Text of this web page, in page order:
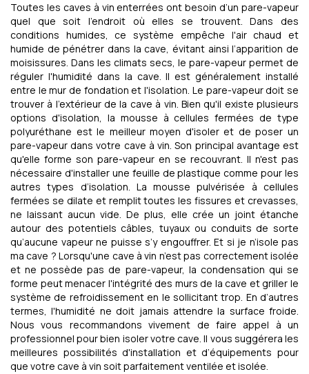
Toutes les caves à vin enterrées ont besoin d’un pare-vapeur
quel que soit l'endroit où elles se trouvent. Dans des
conditions humides, ce système empêche l'air chaud et
humide de pénétrer dans la cave, évitant ainsi l’apparition de
moisissures. Dans les climats secs, le pare-vapeur permet de
réguler l'humidité dans la cave. Il est généralement installé
entre le mur de fondation et l'isolation. Le pare-vapeur doit se
trouver à l'extérieur de la cave à vin. Bien qu'il existe plusieurs
options d'isolation, la mousse à cellules fermées de type
polyuréthane est le meilleur moyen d'isoler et de poser un
pare-vapeur dans votre cave à vin. Son principal avantage est
qu'elle forme son pare-vapeur en se recouvrant. Il n'est pas
nécessaire d'installer une feuille de plastique comme pour les
autres types d’isolation. La mousse pulvérisée à cellules
fermées se dilate et remplit toutes les fissures et crevasses,
ne laissant aucun vide. De plus, elle crée un joint étanche
autour des potentiels câbles, tuyaux ou conduits de sorte
qu’aucune vapeur ne puisse s’y engouffrer. Et si je n’isole pas
ma cave ? Lorsqu'une cave à vin n’est pas correctement isolée
et ne possède pas de pare-vapeur, la condensation qui se
forme peut menacer l'intégrité des murs de la cave et griller le
système de refroidissement en le sollicitant trop. En d’autres
termes, l'humidité ne doit jamais attendre la surface froide.
Nous vous recommandons vivement de faire appel à un
professionnel pour bien isoler votre cave. Il vous suggérera les
meilleures possibilités d'installation et d’équipements pour
que votre cave à vin soit parfaitement ventilée et isolée.